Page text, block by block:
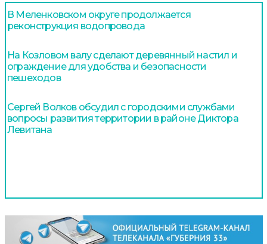
В Меленковском округе продолжается
реконструкция водопровода
На Козловом валу сделают деревянный настил и
ограждение для удобства и безопасности
пешеходов
Сергей Волков обсудил с городскими службами
вопросы развития территории в районе Диктора
Левитана